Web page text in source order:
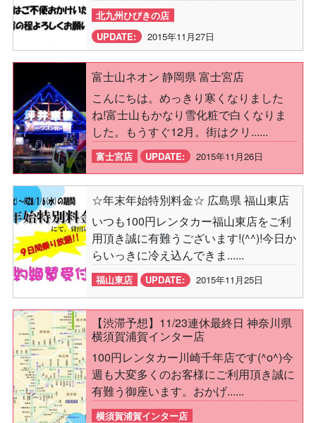
北九州ひびきの店
UPDATE:
2015年11月27日
富士山ネオン 静岡県 富士宮店
こんにちは。めっきり寒くなりました
ね!富士山もかなり雪化粧で白くなりま
した。もうすぐ12月。街はクリ......
富士宮店 UPDATE: 2015年11月26日
☆年末年始特別料金☆ 広島県 福山東店
いつも100円レンタカー福山東店をご利
用頂き誠に有難うございます!(^^)!今日か
らいっきに冷え込んできま......
福山東店 UPDATE: 2015年11月25日
【渋滞予想】11/23連休最終日 神奈川県
横須賀浦賀インター店
100円レンタカー川崎千年店です(^o^)今
週も大変多くのお客様にご利用頂き誠に
有難う御座います。おかげ......
横須賀浦賀インター店